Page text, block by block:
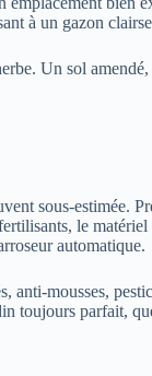
à un gazon
Un sol
sous-estimée.
le
automatique.
anti-mousses,
toujours parfait,